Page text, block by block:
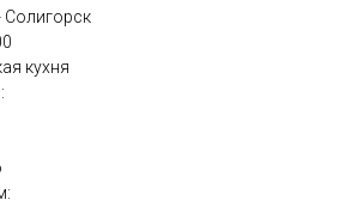
кухня